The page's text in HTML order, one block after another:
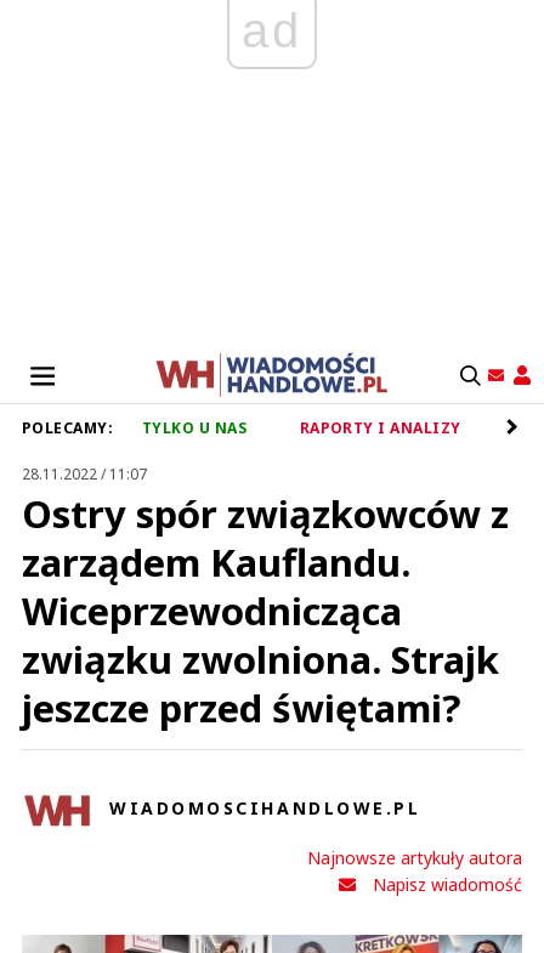
ad
POLECAMY: TYLKO U NAS RAPORTY I ANALIZY
28.11.2022 / 11:07
Ostry spór związkowców z
zarządem Kauflandu.
Wiceprzewodnicząca
związku zwolniona. Strajk
jeszcze przed świętami?
WIADOMOSCIHANDLOWE.PL
Najnowsze artykuły autora
Napisz wiadomość